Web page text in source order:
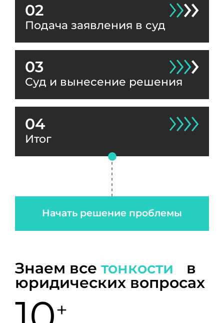
02
Подача заявления в суд
03
Суд и вынесение решения
04
Итог
Начать решение проблемы
Знаем все тонкости в
юридических вопросах
+